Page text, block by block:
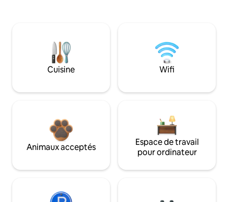
Cuisine Wifi
Animaux acceptés
Espace de travail
pour ordinateur